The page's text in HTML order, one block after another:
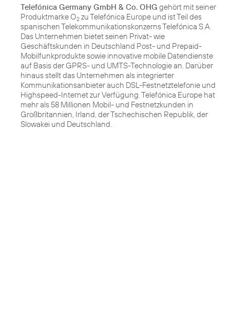
Telefónica Germany GmbH & Co. OHG gehört mit seiner
Produktmarke O2 zu Telefónica Europe und ist Teil des
spanischen Telekommunikationskonzerns Telefónica S.A.
Das Unternehmen bietet seinen Privat- wie
Geschäftskunden in Deutschland Post- und Prepaid-
Mobilfunkprodukte sowie innovative mobile Datendienste
auf Basis der GPRS- und UMTS-Technologie an. Darüber
hinaus stellt das Unternehmen als integrierter
Kommunikationsanbieter auch DSL-Festnetztelefonie und
Highspeed-Internet zur Verfügung. Telefónica Europe hat
mehr als 58 Millionen Mobil- und Festnetzkunden in
Großbritannien, Irland, der Tschechischen Republik, der
Slowakei und Deutschland.